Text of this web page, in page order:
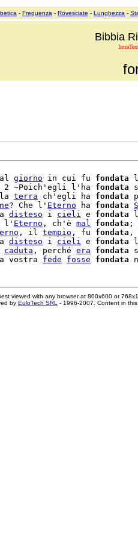
- Frequenza - Rovesciate - Lunghezza -
Bibbia
giorno in cui fu fondata
2 ~Poich'egli l'ha
fondata
terra ch'egli ha fondata
? Che l' Eterno ha fondata
disteso i cieli e fondata
l' Eterno , ch'è mal fondata ;
, il tempio , fu fondata ,
disteso i cieli e fondata
caduta , perché era fondata
vostra fede fosse fondata
viewed with any browser at 800x600 or
by EuloTech SRL - 1996-2007. Content in